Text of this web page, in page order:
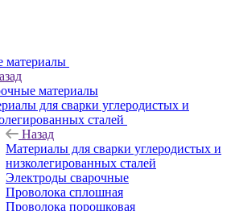
материалы
материалы
для сварки углеродистых и
сталей
Назад
Материалы для сварки углеродистых и
низколегированных сталей
Электроды сварочные
Проволока сплошная
Проволока порошковая